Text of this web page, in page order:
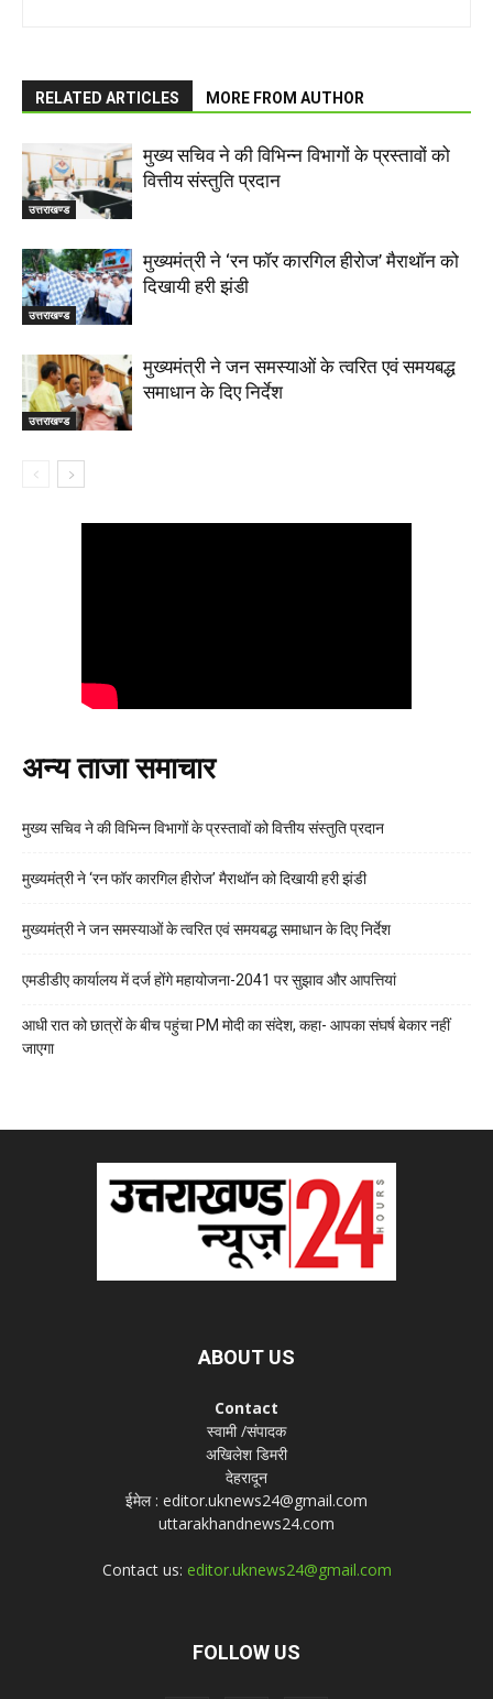
RELATED ARTICLES MORE FROM AUTHOR
उत्तराखण्ड
मुख्य सचिव ने की विभिन्न विभागों के प्रस्तावों को
वित्तीय संस्तुति प्रदान
उत्तराखण्ड
मुख्यमंत्री ने ‘रन फॉर कारगिल हीरोज’ मैराथॉन को
दिखायी हरी झंडी
उत्तराखण्ड
मुख्यमंत्री ने जन समस्याओं के त्वरित एवं समयबद्ध
समाधान के दिए निर्देश
अन्य ताजा समाचार
मुख्य सचिव ने की विभिन्न विभागों के प्रस्तावों को वित्तीय संस्तुति प्रदान
मुख्यमंत्री ने ‘रन फॉर कारगिल हीरोज’ मैराथॉन को दिखायी हरी झंडी
मुख्यमंत्री ने जन समस्याओं के त्वरित एवं समयबद्ध समाधान के दिए निर्देश
एमडीडीए कार्यालय में दर्ज होंगे महायोजना-2041 पर सुझाव और आपत्तियां
आधी रात को छात्रों के बीच पहुंचा PM मोदी का संदेश, कहा- आपका संघर्ष बेकार नहीं
जाएगा
ABOUT US
Contact
स्वामी /संपादक
अखिलेश डिमरी
देहरादून
ईमेल : editor.uknews24@gmail.com
uttarakhandnews24.com
Contact us: editor.uknews24@gmail.com
FOLLOW US